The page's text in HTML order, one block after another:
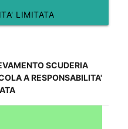
LIMITATA
SCUDERIA
A RESPONSABILITA'